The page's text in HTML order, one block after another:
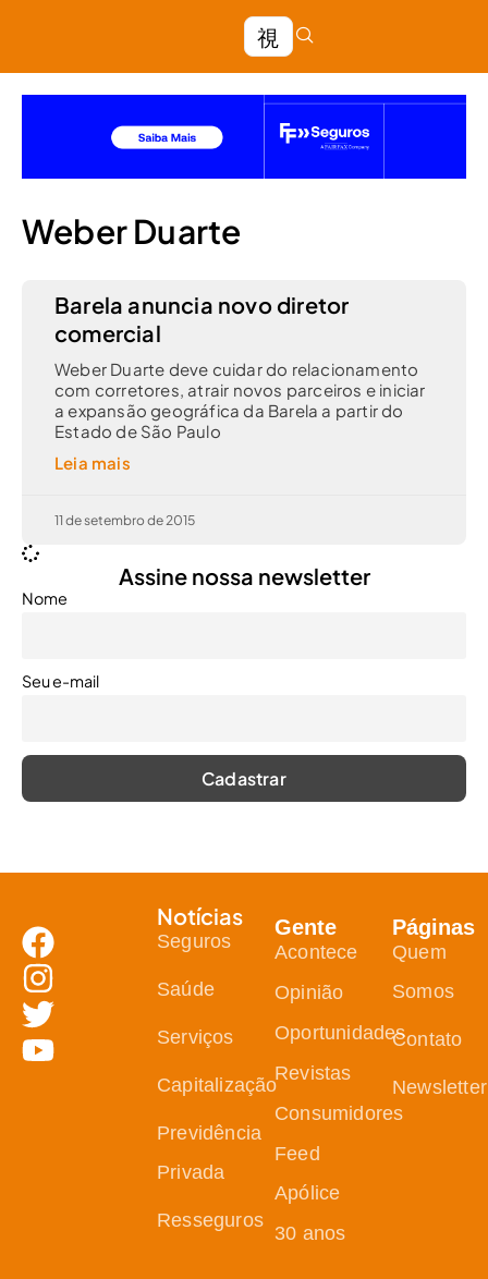
Weber Duarte
Barela anuncia novo diretor
comercial
Weber Duarte deve cuidar do relacionamento
com corretores, atrair novos parceiros e iniciar
a expansão geográfica da Barela a partir do
Estado de São Paulo
Leia mais
11 de setembro de 2015
Assine nossa newsletter
Nome
Seu e-mail
Notícias
Seguros
Saúde
Serviços
Capitalização
Previdência
Privada
Resseguros
Gente
Acontece
Opinião
Oportunidades
Revistas
Consumidores
Feed
Apólice
30 anos
Páginas
Quem
Somos
Contato
Newsletter